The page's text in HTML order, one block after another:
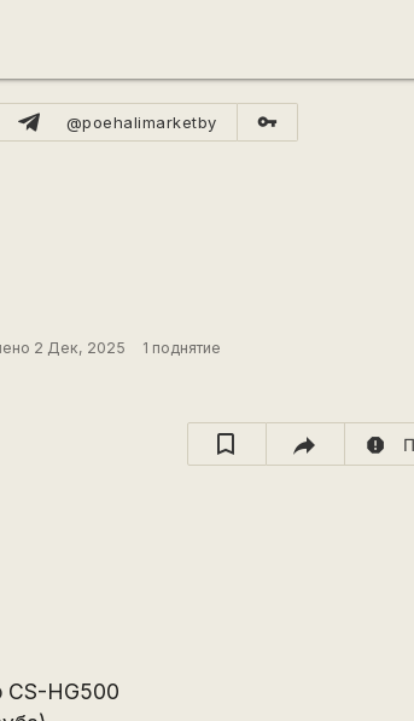
@poehalimarketby vpn_key
2 Дек, 2025
1 поднятие
report
CS-HG500